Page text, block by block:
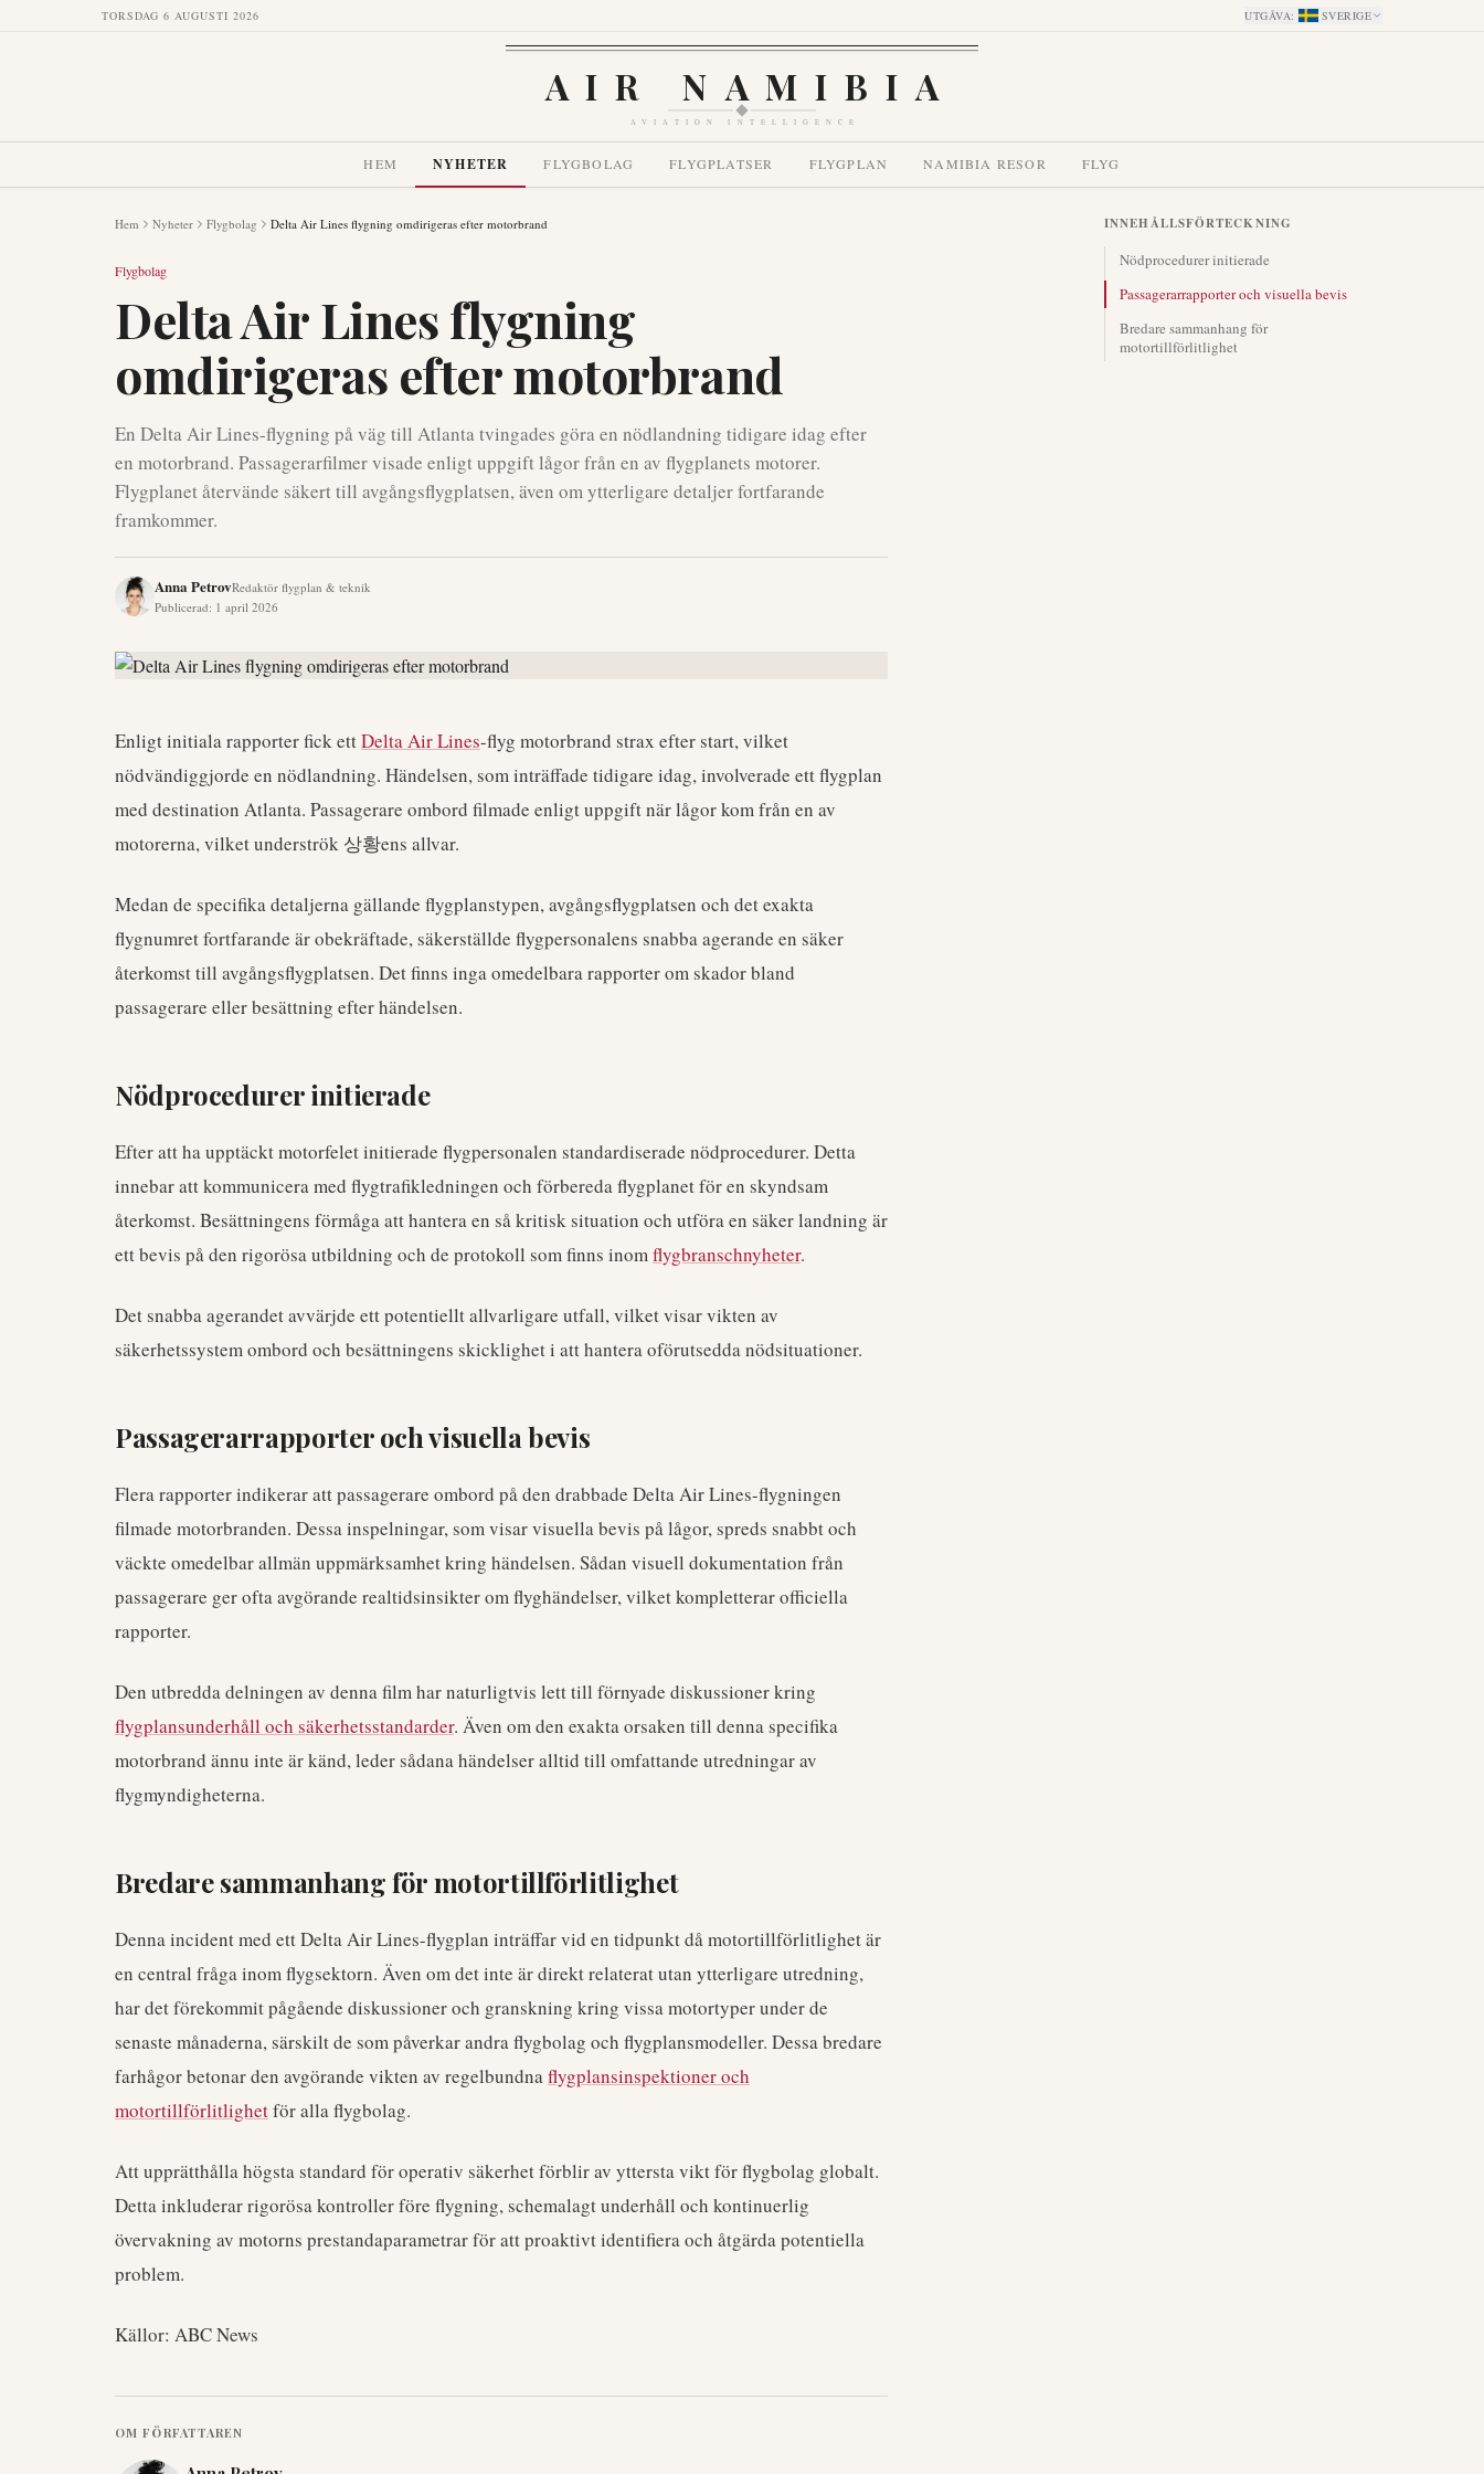
TORSDAG 6 AUGUSTI 2026 UTGÅVA: SVERIGE
AIR NAMIBIA
AVIATION INTELLIGENCE
HEM NYHETER FLYGBOLAG FLYGPLATSER FLYGPLAN NAMIBIA RESOR FLYG
Hem Nyheter Flygbolag Delta Air Lines flygning omdirigeras efter motorbrand
Flygbolag
Delta Air Lines flygning
omdirigeras efter motorbrand
En Delta Air Lines-flygning på väg till Atlanta tvingades göra en nödlandning tidigare idag efter
en motorbrand. Passagerarfilmer visade enligt uppgift lågor från en av flygplanets motorer.
Flygplanet återvände säkert till avgångsflygplatsen, även om ytterligare detaljer fortfarande
framkommer.
Anna PetrovRedaktör flygplan & teknik
Publicerad: 1 april 2026
Enligt initiala rapporter fick ettDelta Air Lines-flyg motorbrand strax efter start, vilket
nödvändiggjorde en nödlandning. Händelsen, som inträffade tidigare idag, involverade ett flygplan
med destination Atlanta. Passagerare ombord filmade enligt uppgift när lågor kom från en av
motorerna, vilket underströk 상황ens allvar.
Medan de specifika detaljerna gällande flygplanstypen, avgångsflygplatsen och det exakta
flygnumret fortfarande är obekräftade, säkerställde flygpersonalens snabba agerande en säker
återkomst till avgångsflygplatsen. Det finns inga omedelbara rapporter om skador bland
passagerare eller besättning efter händelsen.
Nödprocedurer initierade
Efter att ha upptäckt motorfelet initierade flygpersonalen standardiserade nödprocedurer. Detta
innebar att kommunicera med flygtrafikledningen och förbereda flygplanet för en skyndsam
återkomst. Besättningens förmåga att hantera en så kritisk situation och utföra en säker landning är
ett bevis på den rigorösa utbildning och de protokoll som finns inomflygbranschnyheter.
Det snabba agerandet avvärjde ett potentiellt allvarligare utfall, vilket visar vikten av
säkerhetssystem ombord och besättningens skicklighet i att hantera oförutsedda nödsituationer.
Passagerarrapporter och visuella bevis
Flera rapporter indikerar att passagerare ombord på den drabbade Delta Air Lines-flygningen
filmade motorbranden. Dessa inspelningar, som visar visuella bevis på lågor, spreds snabbt och
väckte omedelbar allmän uppmärksamhet kring händelsen. Sådan visuell dokumentation från
passagerare ger ofta avgörande realtidsinsikter om flyghändelser, vilket kompletterar officiella
rapporter.
Den utbredda delningen av denna film har naturligtvis lett till förnyade diskussioner kring
flygplansunderhåll och säkerhetsstandarder. Även om den exakta orsaken till denna specifika
motorbrand ännu inte är känd, leder sådana händelser alltid till omfattande utredningar av
flygmyndigheterna.
Bredare sammanhang för motortillförlitlighet
Denna incident med ett Delta Air Lines-flygplan inträffar vid en tidpunkt då motortillförlitlighet är
en central fråga inom flygsektorn. Även om det inte är direkt relaterat utan ytterligare utredning,
har det förekommit pågående diskussioner och granskning kring vissa motortyper under de
senaste månaderna, särskilt de som påverkar andra flygbolag och flygplansmodeller. Dessa bredare
farhågor betonar den avgörande vikten av regelbundnaflygplansinspektioner och
motortillförlitlighetför alla flygbolag.
Att upprätthålla högsta standard för operativ säkerhet förblir av yttersta vikt för flygbolag globalt.
Detta inkluderar rigorösa kontroller före flygning, schemalagt underhåll och kontinuerlig
övervakning av motorns prestandaparametrar för att proaktivt identifiera och åtgärda potentiella
problem.
Källor: ABC News
OM FÖRFATTAREN
INNEHÅLLSFÖRTECKNING
Nödprocedurer initierade
Passagerarrapporter och visuella bevis
Bredare sammanhang för
motortillförlitlighet